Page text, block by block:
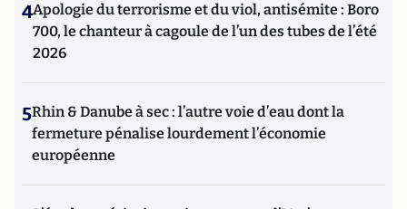
4Apologie du terrorisme et du viol, antisémite : Boro
700, le chanteur à cagoule de l’un des tubes de l’été
2026
5Rhin & Danube à sec : l’autre voie d’eau dont la
fermeture pénalise lourdement l’économie
européenne